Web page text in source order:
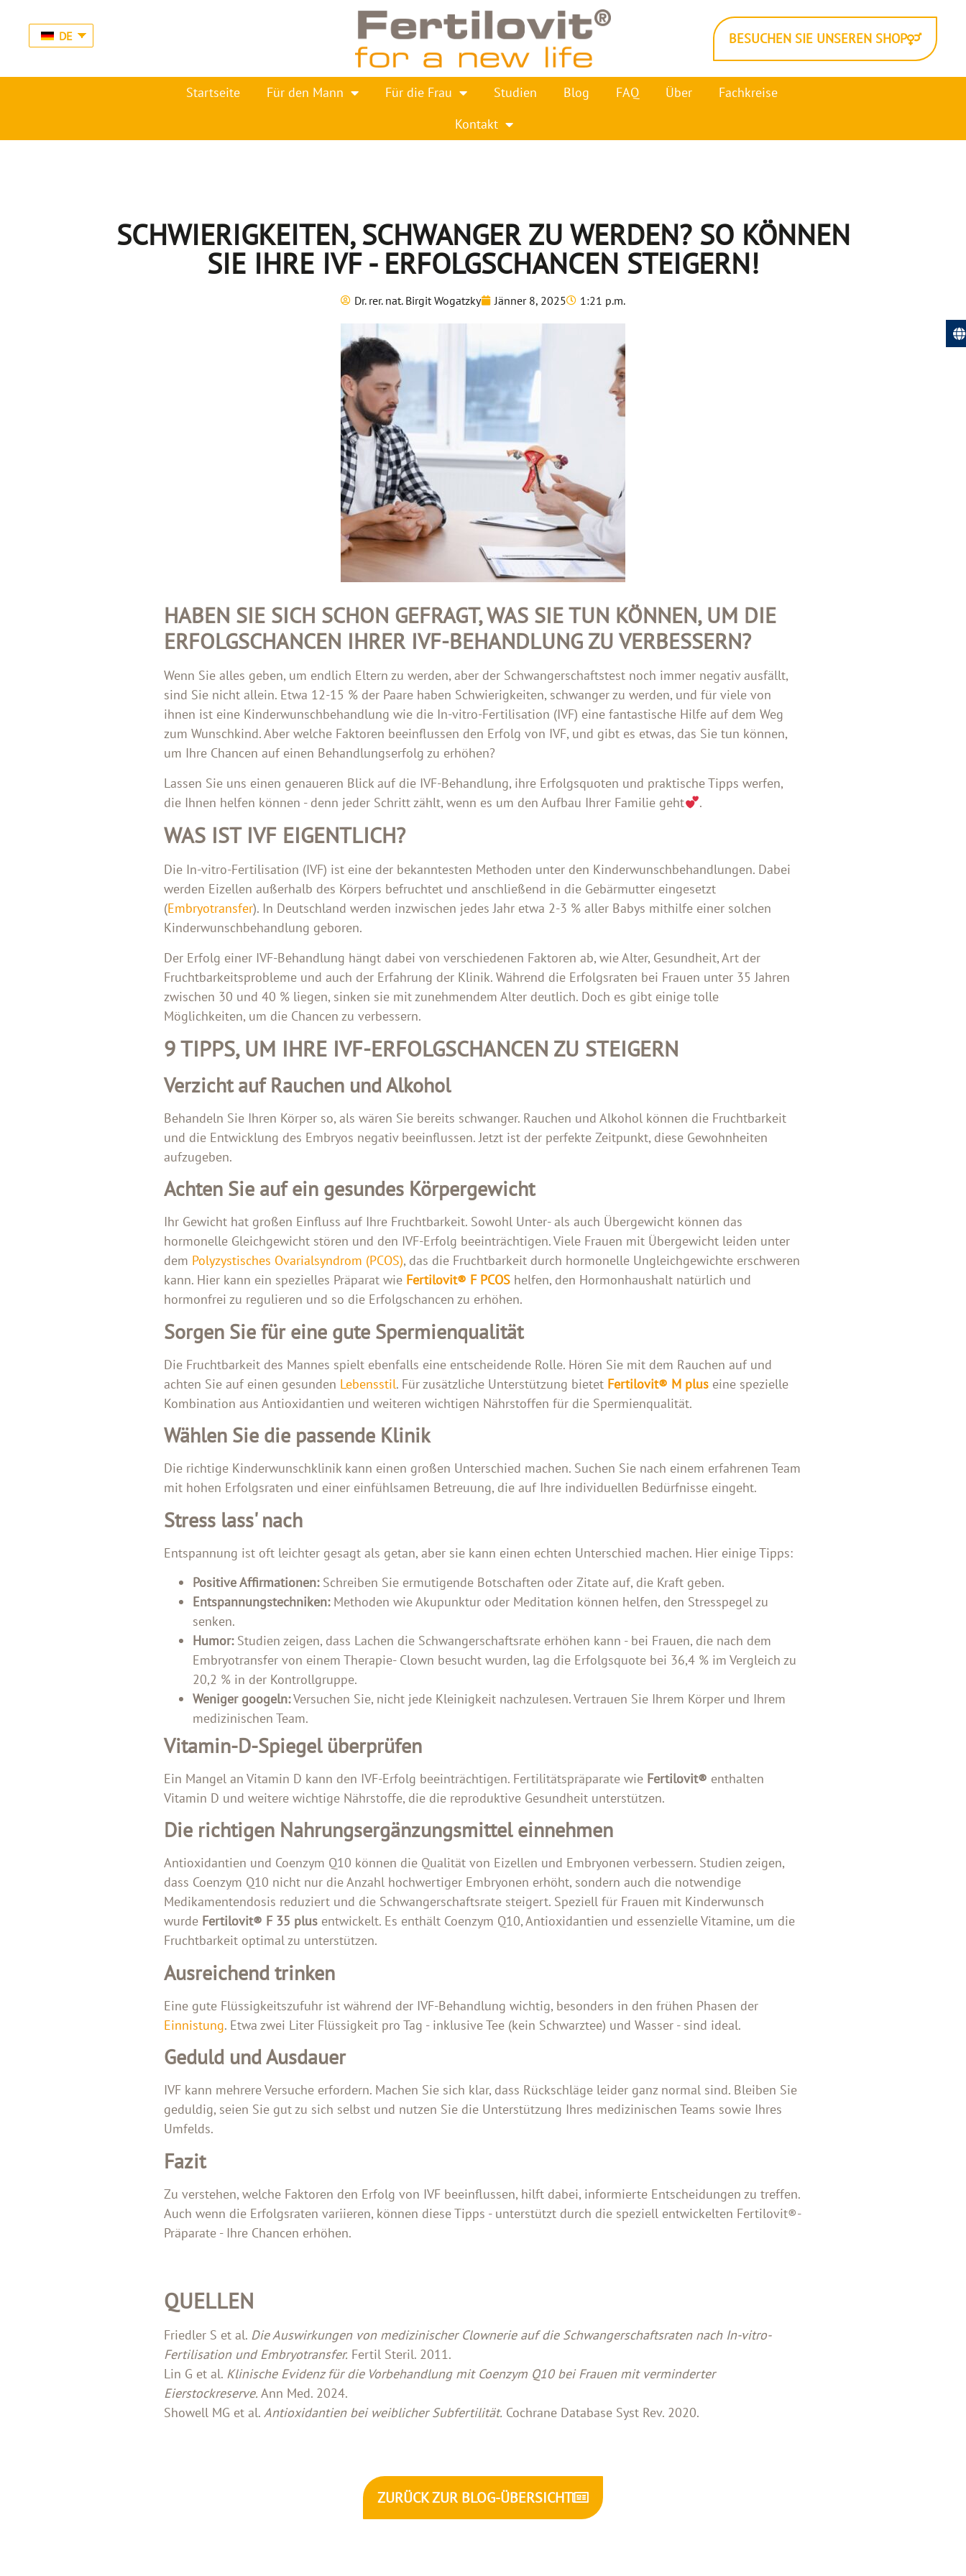
DE BESUCHEN SIE UNSEREN SHOP
Startseite Für den Mann Für die Frau Studien Blog FAQ Über
Fachkreise
Kontakt
SCHWIERIGKEITEN, SCHWANGER ZU WERDEN? SO KÖNNEN
SIE IHRE IVF - ERFOLGSCHANCEN STEIGERN!
Dr. rer. nat. Birgit Wogatzky Jänner 8, 2025 1:21 p.m.
HABEN SIE SICH SCHON GEFRAGT, WAS SIE TUN KÖNNEN, UM DIE
ERFOLGSCHANCEN IHRER IVF-BEHANDLUNG ZU VERBESSERN?
Wenn Sie alles geben, um endlich Eltern zu werden, aber der Schwangerschaftstest noch immer negativ ausfällt,
sind Sie nicht allein. Etwa 12-15 % der Paare haben Schwierigkeiten, schwanger zu werden, und für viele von
ihnen ist eine Kinderwunschbehandlung wie die In-vitro-Fertilisation (IVF) eine fantastische Hilfe auf dem Weg
zum Wunschkind. Aber welche Faktoren beeinflussen den Erfolg von IVF, und gibt es etwas, das Sie tun können,
um Ihre Chancen auf einen Behandlungserfolg zu erhöhen?
Lassen Sie uns einen genaueren Blick auf die IVF-Behandlung, ihre Erfolgsquoten und praktische Tipps werfen,
die Ihnen helfen können - denn jeder Schritt zählt, wenn es um den Aufbau Ihrer Familie geht
.
WAS IST IVF EIGENTLICH?
Die In-vitro-Fertilisation (IVF) ist eine der bekanntesten Methoden unter den Kinderwunschbehandlungen. Dabei
werden Eizellen außerhalb des Körpers befruchtet und anschließend in die Gebärmutter eingesetzt
(Embryotransfer). In Deutschland werden inzwischen jedes Jahr etwa 2-3 % aller Babys mithilfe einer solchen
Kinderwunschbehandlung geboren.
Der Erfolg einer IVF-Behandlung hängt dabei von verschiedenen Faktoren ab, wie Alter, Gesundheit, Art der
Fruchtbarkeitsprobleme und auch der Erfahrung der Klinik. Während die Erfolgsraten bei Frauen unter 35 Jahren
zwischen 30 und 40 % liegen, sinken sie mit zunehmendem Alter deutlich. Doch es gibt einige tolle
Möglichkeiten, um die Chancen zu verbessern.
9 TIPPS, UM IHRE IVF-ERFOLGSCHANCEN ZU STEIGERN
Verzicht auf Rauchen und Alkohol
Behandeln Sie Ihren Körper so, als wären Sie bereits schwanger. Rauchen und Alkohol können die Fruchtbarkeit
und die Entwicklung des Embryos negativ beeinflussen. Jetzt ist der perfekte Zeitpunkt, diese Gewohnheiten
aufzugeben.
Achten Sie auf ein gesundes Körpergewicht
Ihr Gewicht hat großen Einfluss auf Ihre Fruchtbarkeit. Sowohl Unter- als auch Übergewicht können das
hormonelle Gleichgewicht stören und den IVF-Erfolg beeinträchtigen. Viele Frauen mit Übergewicht leiden unter
dem Polyzystisches Ovarialsyndrom (PCOS), das die Fruchtbarkeit durch hormonelle Ungleichgewichte erschweren
kann. Hier kann ein spezielles Präparat wie Fertilovit® F PCOS helfen, den Hormonhaushalt natürlich und
hormonfrei zu regulieren und so die Erfolgschancen zu erhöhen.
Sorgen Sie für eine gute Spermienqualität
Die Fruchtbarkeit des Mannes spielt ebenfalls eine entscheidende Rolle. Hören Sie mit dem Rauchen auf und
achten Sie auf einen gesunden Lebensstil. Für zusätzliche Unterstützung bietet Fertilovit® M plus eine spezielle
Kombination aus Antioxidantien und weiteren wichtigen Nährstoffen für die Spermienqualität.
Wählen Sie die passende Klinik
Die richtige Kinderwunschklinik kann einen großen Unterschied machen. Suchen Sie nach einem erfahrenen Team
mit hohen Erfolgsraten und einer einfühlsamen Betreuung, die auf Ihre individuellen Bedürfnisse eingeht.
Stress lass' nach
Entspannung ist oft leichter gesagt als getan, aber sie kann einen echten Unterschied machen. Hier einige Tipps:
Positive Affirmationen:Schreiben Sie ermutigende Botschaften oder Zitate auf, die Kraft geben.
Entspannungstechniken:Methoden wie Akupunktur oder Meditation können helfen, den Stresspegel zu
senken.
Humor:Studien zeigen, dass Lachen die Schwangerschaftsrate erhöhen kann - bei Frauen, die nach dem
Embryotransfer von einem Therapie- Clown besucht wurden, lag die Erfolgsquote bei 36,4 % im Vergleich zu
20,2 % in der Kontrollgruppe.
Weniger googeln:Versuchen Sie, nicht jede Kleinigkeit nachzulesen. Vertrauen Sie Ihrem Körper und Ihrem
medizinischen Team.
Vitamin-D-Spiegel überprüfen
Ein Mangel an Vitamin D kann den IVF-Erfolg beeinträchtigen. Fertilitätspräparate wie Fertilovit® enthalten
Vitamin D und weitere wichtige Nährstoffe, die die reproduktive Gesundheit unterstützen.
Die richtigen Nahrungsergänzungsmittel einnehmen
Antioxidantien und Coenzym Q10 können die Qualität von Eizellen und Embryonen verbessern. Studien zeigen,
dass Coenzym Q10 nicht nur die Anzahl hochwertiger Embryonen erhöht, sondern auch die notwendige
Medikamentendosis reduziert und die Schwangerschaftsrate steigert. Speziell für Frauen mit Kinderwunsch
wurde Fertilovit® F 35 plus entwickelt. Es enthält Coenzym Q10, Antioxidantien und essenzielle Vitamine, um die
Fruchtbarkeit optimal zu unterstützen.
Ausreichend trinken
Eine gute Flüssigkeitszufuhr ist während der IVF-Behandlung wichtig, besonders in den frühen Phasen der
Einnistung. Etwa zwei Liter Flüssigkeit pro Tag - inklusive Tee (kein Schwarztee) und Wasser - sind ideal.
Geduld und Ausdauer
IVF kann mehrere Versuche erfordern. Machen Sie sich klar, dass Rückschläge leider ganz normal sind. Bleiben Sie
geduldig, seien Sie gut zu sich selbst und nutzen Sie die Unterstützung Ihres medizinischen Teams sowie Ihres
Umfelds.
Fazit
Zu verstehen, welche Faktoren den Erfolg von IVF beeinflussen, hilft dabei, informierte Entscheidungen zu treffen.
Auch wenn die Erfolgsraten variieren, können diese Tipps - unterstützt durch die speziell entwickelten Fertilovit®-
Präparate - Ihre Chancen erhöhen.
QUELLEN
Friedler S et al. Die Auswirkungen von medizinischer Clownerie auf die Schwangerschaftsraten nach In-vitro-
Fertilisation und Embryotransfer. Fertil Steril. 2011.
Lin G et al. Klinische Evidenz für die Vorbehandlung mit Coenzym Q10 bei Frauen mit verminderter
Eierstockreserve. Ann Med. 2024.
Showell MG et al. Antioxidantien bei weiblicher Subfertilität. Cochrane Database Syst Rev. 2020.
ZURÜCK ZUR BLOG-ÜBERSICHT